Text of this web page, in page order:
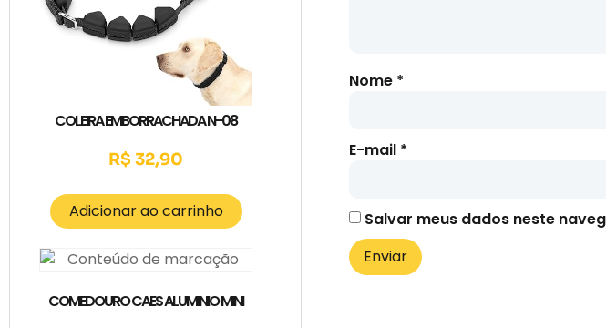
COLEIRA EMBORRACHADA N-08
R$ 32,90
Adicionar ao carrinho
COMEDOURO CAES ALUMINIO MINI
Nome *
E-mail *
Salvar meus dados neste